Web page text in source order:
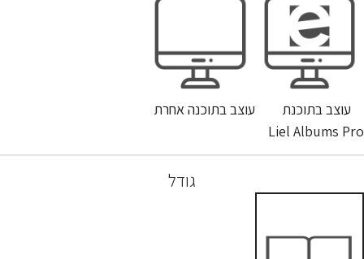
עוצב בתוכנת
Liel Albums Pro
עוצב בתוכנה אחרת
גודל